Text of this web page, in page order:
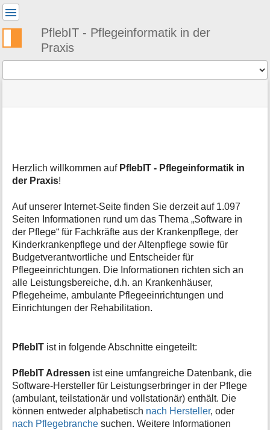
PflebIT - Pflegeinformatik in der
Praxis
befinden
Seiten-
t
a
i
f
o
r
m
a
t
i
o
n
e
u
S
e
i
t
e
Herzlich willkommen auf PflebIT - Pflegeinformatik in
der Praxis!
Auf unserer Internet-Seite finden Sie derzeit auf 1.097
Seiten Informationen rund um das Thema „Software in
der Pflege“ für Fachkräfte aus der Krankenpflege, der
Kinderkrankenpflege und der Altenpflege sowie für
Budgetverantwortliche und Entscheider für
Pflegeeinrichtungen. Die Informationen richten sich an
alle Leistungsbereiche, d.h. an Krankenhäuser,
Pflegeheime, ambulante Pflegeeinrichtungen und
Einrichtungen der Rehabilitation.
PflebIT ist in folgende Abschnitte eingeteilt:
PflebIT Adressen ist eine umfangreiche Datenbank, die
Software-Hersteller für Leistungserbringer in der Pflege
(ambulant, teilstationär und vollstationär) enthält. Die
können entweder alphabetisch nach Hersteller, oder
nach Pflegebranche suchen. Weitere Informationen